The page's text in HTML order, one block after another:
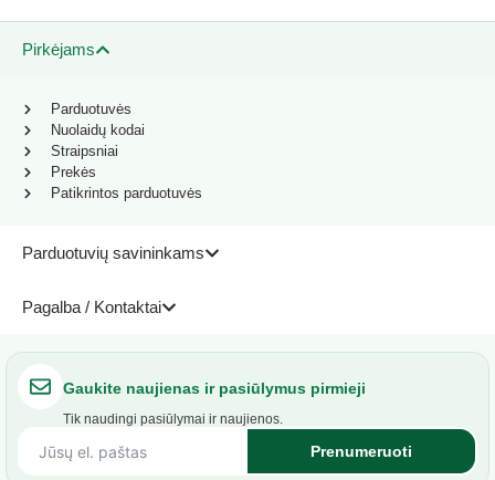
Pirkėjams
Parduotuvių savininkams
Pagalba / Kontaktai
Parduotuvės
Nuolaidų kodai
Straipsniai
Prekės
Patikrintos parduotuvės
Gaukite naujienas ir pasiūlymus pirmieji
Tik naudingi pasiūlymai ir naujienos.
Prenumeruoti